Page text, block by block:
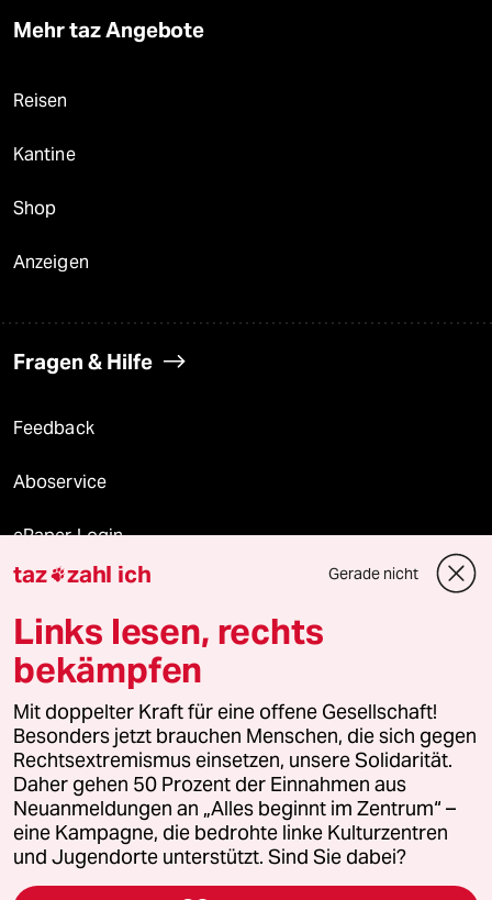
Mehr taz Angebote
Reisen
Kantine
Shop
Anzeigen
Fragen & Hilfe
Feedback
Aboservice
ePaper Login
Downloads für Abonnierende
© 2026 taz Verlags und Vertriebs GmbH
Alle Rechte vorbehalten. Bei rechtlichen Fragen oder für Genehmigungen
wenden Sie sich bitte an lizenzen@taz.de
Feedback Redaktionsstatut Kommune-Richtlinien
Leitlinie Informant Datenschutz Impressum AGB
taz zahl ich Gerade nicht
Links lesen, rechts
bekämpfen
Mit doppelter Kraft für eine offene Gesellschaft!
Besonders jetzt brauchen Menschen, die sich gegen
Rechtsextremismus einsetzen, unsere Solidarität.
Daher gehen 50 Prozent der Einnahmen aus
Neuanmeldungen an „Alles beginnt im Zentrum“ –
eine Kampagne, die bedrohte linke Kulturzentren
und Jugendorte unterstützt. Sind Sie dabei?